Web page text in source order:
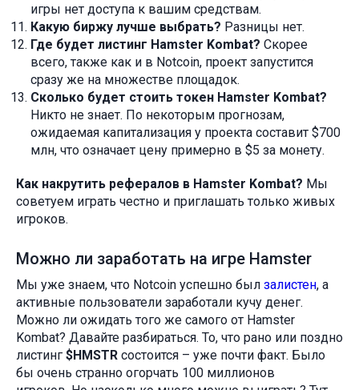
игры нет доступа к вашим средствам.
Какую биржу лучше выбрать? Разницы нет.
Где будет листинг Hamster Kombat? Скорее
всего, также как и в Notcoin, проект запустится
сразу же на множестве площадок.
Сколько будет стоить токен Hamster Kombat?
Никто не знает. По некоторым прогнозам,
ожидаемая капитализация у проекта составит $700
млн, что означает цену примерно в $5 за монету.
Как накрутить рефералов в Hamster Kombat? Мы
советуем играть честно и приглашать только живых
игроков.
Можно ли заработать на игре Hamster
Мы уже знаем, что Notcoin успешно был залистен, а
активные пользователи заработали кучу денег.
Можно ли ожидать того же самого от Hamster
Kombat? Давайте разбираться. То, что рано или поздно
листинг $HMSTR состоится – уже почти факт. Было
бы очень странно огорчать 100 миллионов